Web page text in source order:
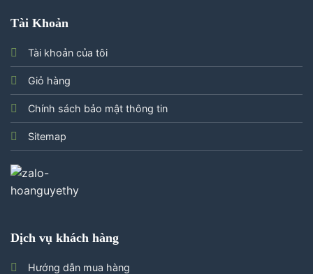
Tài Khoản
Tài khoản của tôi
Giỏ hàng
Chính sách bảo mật thông tin
Sitemap
Dịch vụ khách hàng
Hướng dẫn mua hàng